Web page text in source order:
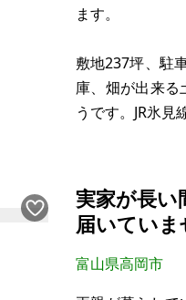
ます。
敷地237坪、駐
庫、畑が出来
うです。JR氷見
望します。
【物件概要】※
場所:富山県高岡
実家が長い
届いていま
富山県高岡市